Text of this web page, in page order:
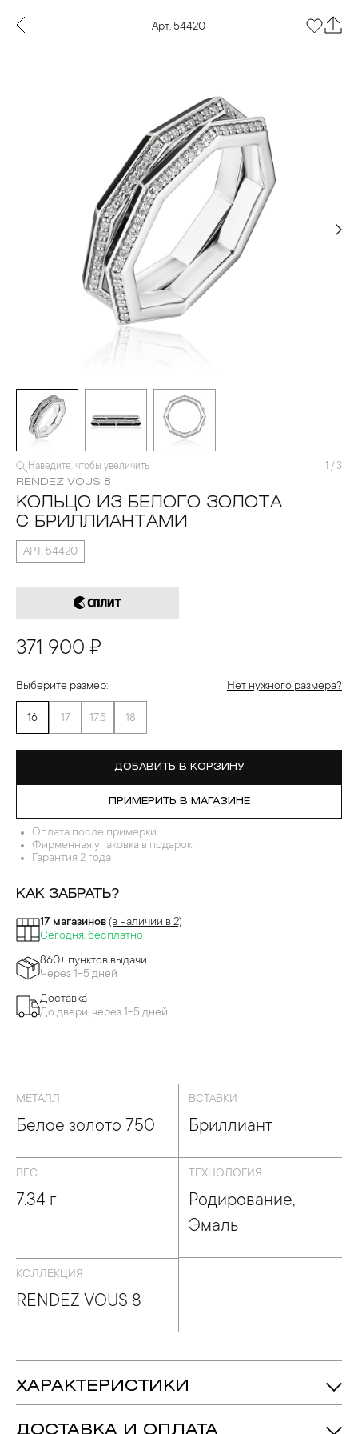
Арт. 54420
Наведите, чтобы увеличить 1 / 3
RENDEZ VOUS 8
КОЛЬЦО ИЗ БЕЛОГО ЗОЛОТА
С БРИЛЛИАНТАМИ
АРТ. 54420
371 900 ₽
Выберите размер: Нет нужного размера?
16 17 17.5 18
ДОБАВИТЬ В КОРЗИНУ
ПРИМЕРИТЬ В МАГАЗИНЕ
Оплата после примерки
Фирменная упаковка в подарок
Гарантия 2 года
КАК ЗАБРАТЬ?
17 магазинов (в наличии в 2)
Сегодня, бесплатно
860+ пунктов выдачи
Через 1-5 дней
Доставка
До двери, через 1-5 дней
МЕТАЛЛ
Белое золото 750
ВСТАВКИ
Бриллиант
ВЕС
7.34 г
ТЕХНОЛОГИЯ
Родирование,
Эмаль
КОЛЛЕКЦИЯ
RENDEZ VOUS 8
ХАРАКТЕРИСТИКИ
ДОСТАВКА И ОПЛАТА